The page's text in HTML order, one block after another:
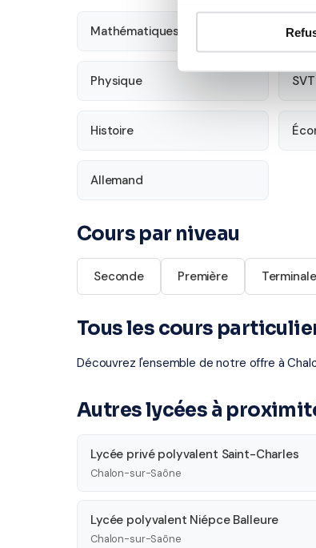
Mathématiques
Physique SVT
Histoire
Allemand
Cours par niveau
Seconde Première Terminale
Tous les cours
Découvrez l'ensemble de notre offre à
Autres lycées à
Lycée privé polyvalent Saint-Charles
Chalon-sur-Saône
Lycée polyvalent Niépce Balleure
Chalon-sur-Saône